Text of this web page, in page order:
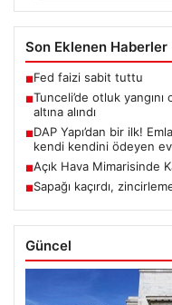
Son Eklenen Haberler
■Fed faizi sabit tuttu
■Tunceli’de otluk
altına alındı
■DAP Yapı’dan bir ilk!
kendi kendini ödeyen
■Açık Hava Mimarisinde
■Sapağı kaçırdı,
Güncel